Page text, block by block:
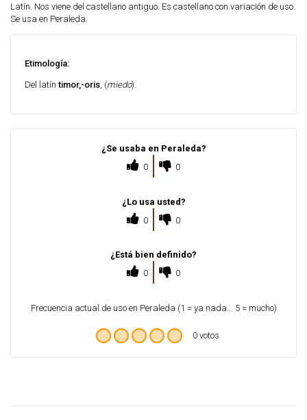
Latín. Nos viene del castellano antiguo. Es castellano con variación de uso.
Se usa en Peraleda.
Etimología:
Del latíntimor,-oris, (miedo).
¿Se usaba en Peraleda?
0
0
¿Lo usa usted?
0
0
¿Está bien definido?
0
0
Frecuencia actual de uso en Peraleda (1 = ya nada... 5 = mucho)
0 votos